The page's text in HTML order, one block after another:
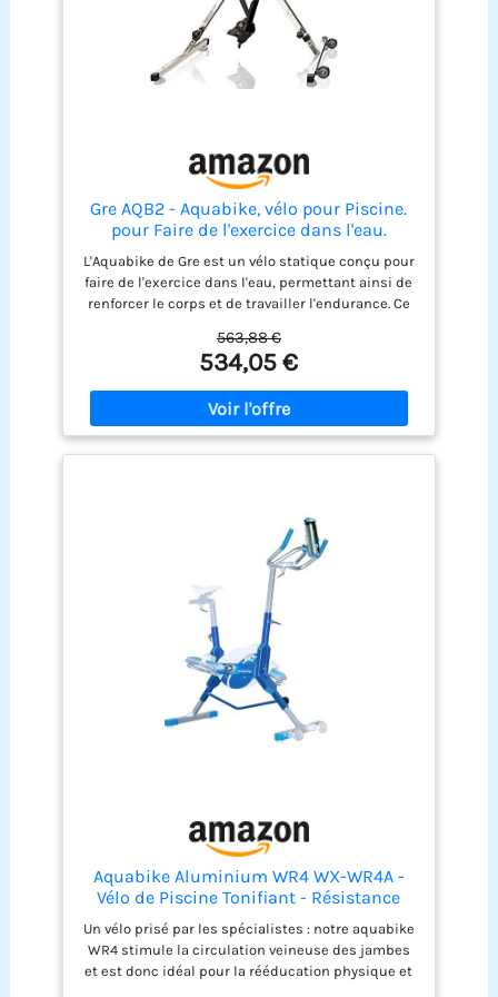
Gre AQB2 - Aquabike, vélo pour Piscine.
pour Faire de l'exercice dans l'eau.
Fitness et Mode de Vie sain.
L'Aquabike de Gre est un vélo statique conçu pour
faire de l'exercice dans l'eau, permettant ainsi de
renforcer le corps et de travailler l'endurance. Ce
hauteur maximale de 1,5 mètre, y compris celles
avec une chlorination au sel. Ses pieds sont
équipés de protections en caoutchouc pour ne
pas endommager le liner tout en garantissant sa
stabilité. Fabriqué en acier inoxydable AISI-316, ce
matériau garantit une grande résistance et
constant avec l'eau. Pour garantir le confort
pendant l'exercice et s'adapter aux besoins des
utilisateurs, la selle est réglable. La qualité et la
polyvalence de Gre offrent des accessoires
spécialisés pour tous types de piscines. Notre
gamme de tuyaux garantit résistance, flexibilité
et performance, conçue pour répondre aux
besoins des piscines et des systèmes de
filtration de toutes dimensions.
563,88 €
534,05 €
Aquabike Aluminium WR4 WX-WR4A -
Vélo de Piscine Tonifiant - Résistance
Hydraulique - Réglages Faciles -
Utilisation Pieds Nus - Prof. 1,1-1,6m - WX
Water Flex Water Fitness Expert
Un vélo prisé par les spécialistes : notre aquabike
WR4 stimule la circulation veineuse des jambes
et est donc idéal pour la rééducation physique et